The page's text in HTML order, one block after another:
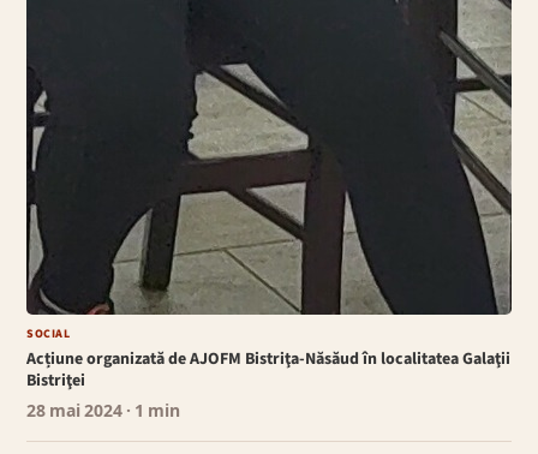
SOCIAL
Acțiune organizată de AJOFM Bistriţa-Năsăud în localitatea Galaţii
Bistriţei
28 mai 2024 · 1 min